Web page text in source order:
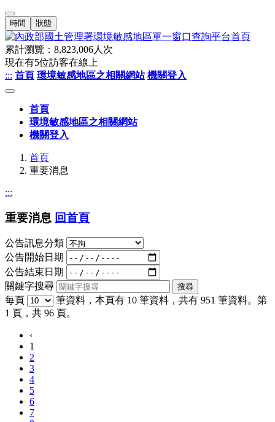
時間 狀態
累計瀏覽： 8,823,006人次
現在有5位訪客在線上
::: 首頁 環境敏感地區之相關網站 機關登入
首頁
環境敏感地區之相關網站
機關登入
首頁
重要消息
:::
重要消息 回首頁
公告訊息分類
公告開始日期
公告結束日期
關鍵字搜尋
每頁
筆資料，本頁有 10 筆資料，共有 951 筆資料。第
1 頁，共 96 頁。
‹
1
2
3
4
5
6
7